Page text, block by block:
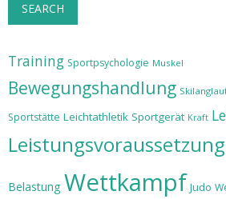
SEARCH
Training Sportpsychologie Muskel
Bewegungshandlung
Sportstätte Leichtathletik Sportgerät Kraft
Leistungsvoraussetzung
Belastung Wettkampf Judo